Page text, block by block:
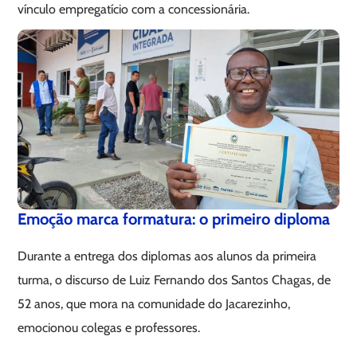
vínculo empregatício com a concessionária.
Emoção marca formatura: o primeiro diploma
Durante a entrega dos diplomas aos alunos da primeira
turma, o discurso de Luiz Fernando dos Santos Chagas, de
52 anos, que mora na comunidade do Jacarezinho,
emocionou colegas e professores.